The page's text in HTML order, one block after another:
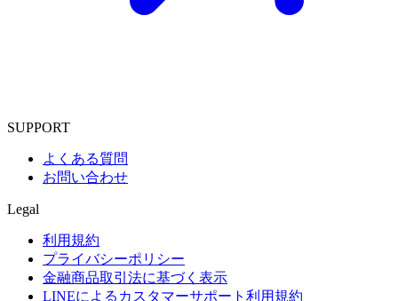
SUPPORT
よくある質問
お問い合わせ
Legal
利用規約
プライバシーポリシー
金融商品取引法に基づく表示
LINEによるカスタマーサポート利用規約